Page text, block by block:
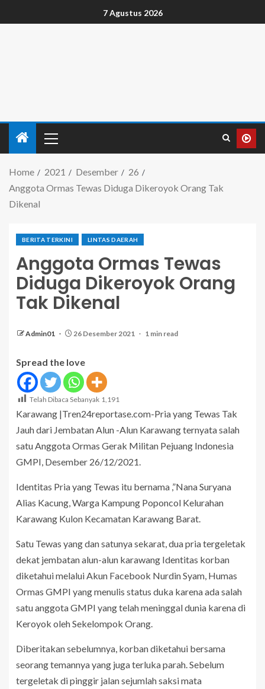
7 Agustus 2026
Home 2021 Desember
26
Anggota Ormas Tewas Diduga Dikeroyok Orang Tak
Dikenal
BERITA TERKINI LINTAS DAERAH
Anggota Ormas Tewas
Diduga Dikeroyok Orang
Tak Dikenal
Admin01 26 Desember 2021 1 min read
Spread the love
Telah Dibaca Sebanyak 1,191
Karawang |Tren24reportase.com-Pria yang Tewas Tak
Jauh dari Jembatan Alun -Alun Karawang ternyata salah
satu Anggota Ormas Gerak Militan Pejuang Indonesia
GMPI, Desember 26/12/2021.
Identitas Pria yang Tewas itu bernama ,”Nana Suryana
Alias Kacung, Warga Kampung Poponcol Kelurahan
Karawang Kulon Kecamatan Karawang Barat.
Satu Tewas yang dan satunya sekarat, dua pria tergeletak
dekat jembatan alun-alun karawang Identitas korban
diketahui melalui Akun Facebook Nurdin Syam, Humas
Ormas GMPI yang menulis status duka karena ada salah
satu anggota GMPI yang telah meninggal dunia karena di
Keroyok oleh Sekelompok Orang.
Diberitakan sebelumnya, korban diketahui bersama
seorang temannya yang juga terluka parah. Sebelum
tergeletak di pinggir jalan sejumlah saksi mata